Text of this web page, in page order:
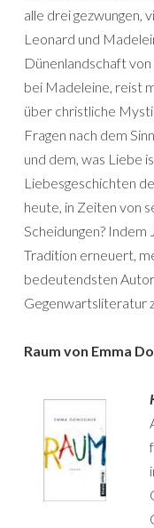
alle drei gezwungen,
Leonard und
Dünenlandschaft
bei Madeleine, reist
über christliche
Fragen nach dem
und dem, was Liebe
Liebesgeschichten
heute, in Zeiten von
Scheidungen?
Tradition erneuert,
bedeutendsten
Gegenwartsliteratur
Raum von Emma